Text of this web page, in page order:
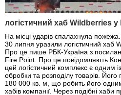
логістичний хаб Wildberries у
На місці ударів спалахнула
30 липня уразили логістичний хаб
Про це пише РБК-Україна з
Fire Point. Про це повідомляють
цей логістичний комплекс є одним
обробки та розподілу товарів.
180 000 кв. м, що робить його одним
хабів компанії. Через подібні хаби